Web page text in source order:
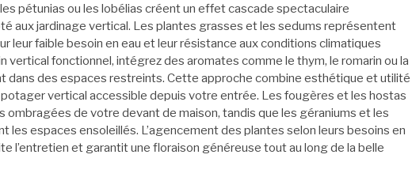
pétunias ou les lobélias créent un effet cascade spectaculaire
aux jardinage vertical. Les plantes grasses et les sedums représentent
leur faible besoin en eau et leur résistance aux conditions climatiques
vertical fonctionnel, intégrez des aromates comme le thym, le romarin ou la
dans des espaces restreints. Cette approche combine esthétique et utilité
vertical accessible depuis votre entrée. Les fougères et les hostas
ombragées de votre devant de maison, tandis que les géraniums et les
les espaces ensoleillés. L’agencement des plantes selon leurs besoins en
l’entretien et garantit une floraison généreuse tout au long de la belle